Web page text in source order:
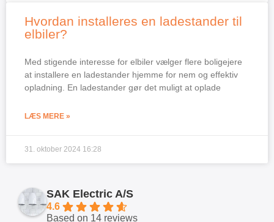
Hvordan installeres en ladestander til
elbiler?
Med stigende interesse for elbiler vælger flere boligejere
at installere en ladestander hjemme for nem og effektiv
opladning. En ladestander gør det muligt at oplade
LÆS MERE »
31. oktober 2024 16:28
SAK Electric A/S
4.6
Based on 14 reviews